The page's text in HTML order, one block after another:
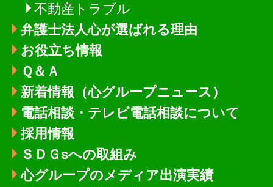
不動産トラブル
弁護士法人心が選ばれる理由
お役立ち情報
Ｑ＆Ａ
新着情報 （心グループニュース）
電話相談・テレビ電話相談について
採用情報
ＳＤＧsへの取組み
心グループのメディア出演実績